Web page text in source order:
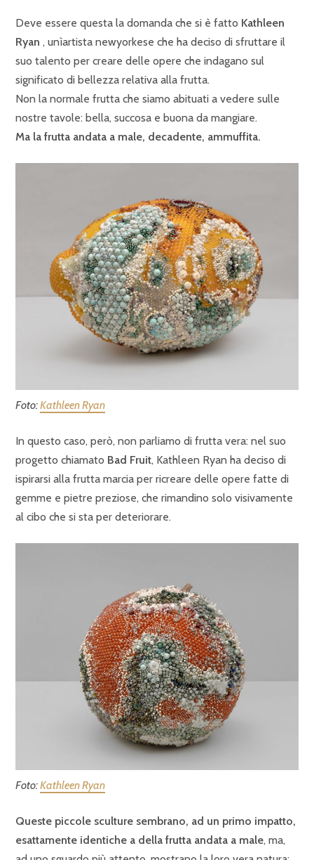
Deve essere questa la domanda che si è fatto Kathleen
Ryan , unìartista newyorkese che ha deciso di sfruttare il
suo talento per creare delle opere che indagano sul
significato di bellezza relativa alla frutta.
Non la normale frutta che siamo abituati a vedere sulle
nostre tavole: bella, succosa e buona da mangiare.
Ma la frutta andata a male, decadente, ammuffita.
Foto:Kathleen Ryan
In questo caso, però, non parliamo di frutta vera: nel suo
progetto chiamato Bad Fruit, Kathleen Ryan ha deciso di
ispirarsi alla frutta marcia per ricreare delle opere fatte di
gemme e pietre preziose, che rimandino solo visivamente
al cibo che si sta per deteriorare.
Foto:Kathleen Ryan
Queste piccole sculture sembrano, ad un primo impatto,
esattamente identiche a della frutta andata a male, ma,